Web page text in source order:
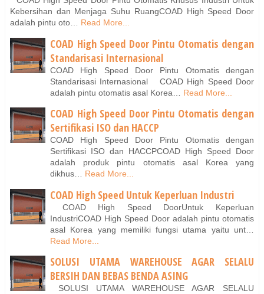
Kebersihan dan Menjaga Suhu RuangCOAD High Speed Door
adalah pintu oto…
Read More...
COAD High Speed Door Pintu Otomatis dengan
Standarisasi Internasional
COAD High Speed Door Pintu Otomatis dengan
Standarisasi Internasional COAD High Speed Door
adalah pintu otomatis asal Korea…
Read More...
COAD High Speed Door Pintu Otomatis dengan
Sertifikasi ISO dan HACCP
COAD High Speed Door Pintu Otomatis dengan
Sertifikasi ISO dan HACCPCOAD High Speed Door
adalah produk pintu otomatis asal Korea yang
dikhus…
Read More...
COAD High Speed Untuk Keperluan Industri
COAD High Speed DoorUntuk Keperluan
IndustriCOAD High Speed Door adalah pintu otomatis
asal Korea yang memiliki fungsi utama yaitu unt…
Read More...
SOLUSI UTAMA WAREHOUSE AGAR SELALU
BERSIH DAN BEBAS BENDA ASING
SOLUSI UTAMA WAREHOUSE AGAR SELALU